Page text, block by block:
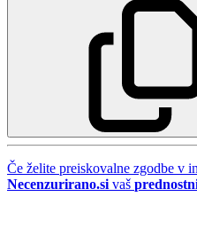
Če želite preiskovalne zgodbe v
Necenzurirano.si vaš